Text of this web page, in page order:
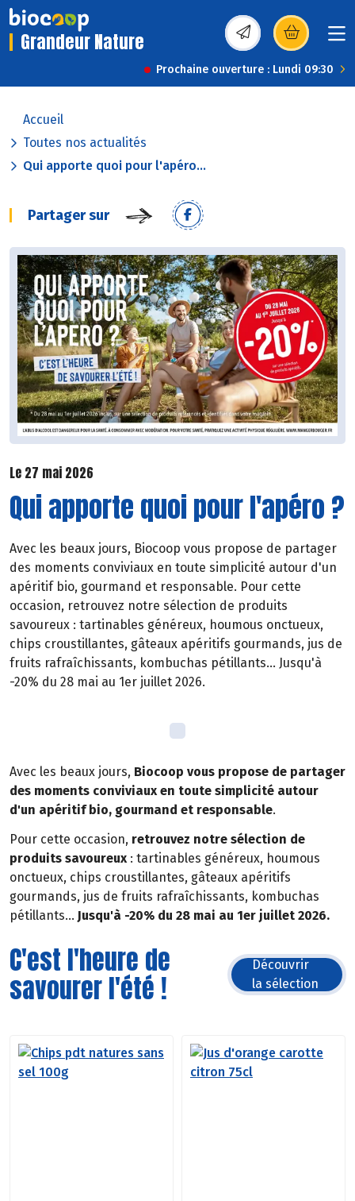
Grandeur Nature (s’ouvre dans une
Prochaine ouverture : Lundi 09:30
Accueil
Toutes nos actualités
Qui apporte quoi pour l'apéro...
Partager sur
Le 27 mai 2026
Qui apporte quoi pour l'apéro ?
Avec les beaux jours, Biocoop vous propose de partager
des moments conviviaux en toute simplicité autour d'un
apéritif bio, gourmand et responsable. Pour cette
occasion, retrouvez notre sélection de produits
savoureux : tartinables généreux, houmous onctueux,
chips croustillantes, gâteaux apéritifs gourmands, jus de
fruits rafraîchissants, kombuchas pétillants... Jusqu'à
-20% du 28 mai au 1er juillet 2026.
Avec les beaux jours, Biocoop vous propose de partager
des moments conviviaux en toute simplicité autour
d'un apéritif bio, gourmand et responsable.
Pour cette occasion, retrouvez notre sélection de
produits savoureux: tartinables généreux, houmous
onctueux, chips croustillantes, gâteaux apéritifs
gourmands, jus de fruits rafraîchissants, kombuchas
pétillants... Jusqu'à -20% du 28 mai au 1er juillet 2026.
C'est l'heure de
savourer l'été !
Découvrir
la sélection